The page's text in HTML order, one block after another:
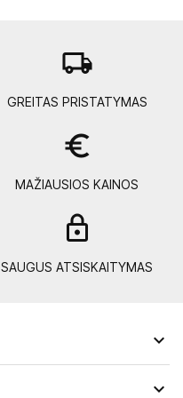
local_shipping
GREITAS PRISTATYMAS
euro_symbol
MAŽIAUSIOS KAINOS
SAUGUS ATSISKAITYMAS

